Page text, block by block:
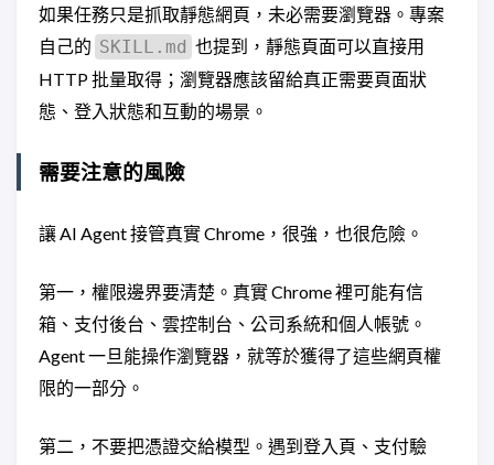
如果任務只是抓取靜態網頁，未必需要瀏覽器。專案
自己的 SKILL.md 也提到，靜態頁面可以直接用
HTTP 批量取得；瀏覽器應該留給真正需要頁面狀
態、登入狀態和互動的場景。
需要注意的風險
讓 AI Agent 接管真實 Chrome，很強，也很危險。
第一，權限邊界要清楚。真實 Chrome 裡可能有信
箱、支付後台、雲控制台、公司系統和個人帳號。
Agent 一旦能操作瀏覽器，就等於獲得了這些網頁權
限的一部分。
第二，不要把憑證交給模型。遇到登入頁、支付驗